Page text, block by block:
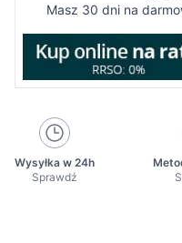
Masz 30 dni na
Wysyłka w 24h
Sprawdź